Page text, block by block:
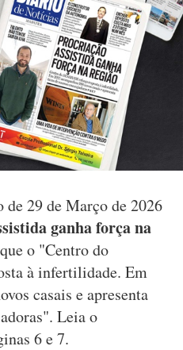
de 29 de Março de 2026
ganha força na
o "Centro do
à infertilidade. Em
casais e apresenta
Leia o
6 e 7.